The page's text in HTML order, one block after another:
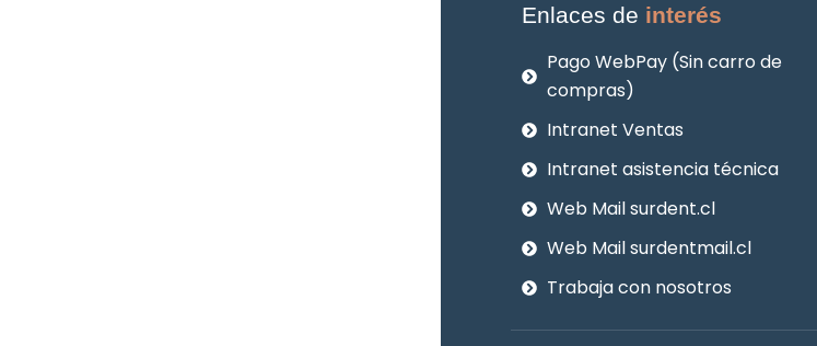
Enlaces de interés
Pago WebPay (Sin carro de
compras)
Intranet Ventas
Intranet asistencia técnica
Web Mail surdent.cl
Web Mail surdentmail.cl
Trabaja con nosotros